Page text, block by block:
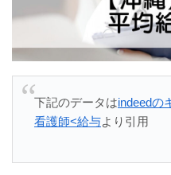
下記のデータはindeedの
看護師<給与より引用